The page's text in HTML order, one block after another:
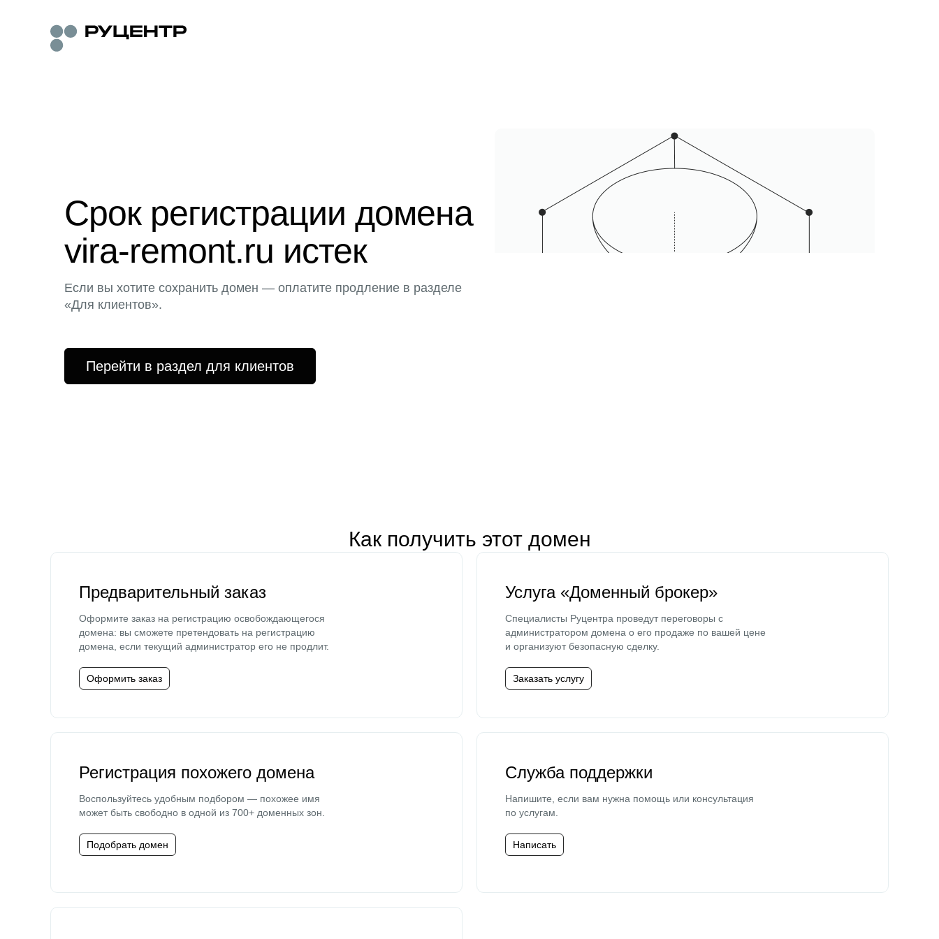
Срок регистрации домена
vira-remont.ru истек
Если вы хотите сохранить домен — оплатите продление в разделе
«Для клиентов».
Перейти в раздел для клиентов
Как получить этот домен
Предварительный заказ
Оформите заказ на регистрацию освобождающегося
домена: вы сможете претендовать на регистрацию
домена, если текущий администратор его не продлит.
Оформить заказ
Услуга «Доменный брокер»
Специалисты Руцентра проведут переговоры с
администратором домена о его продаже по вашей цене
и организуют безопасную сделку.
Заказать услугу
Регистрация похожего домена
Воспользуйтесь удобным подбором — похожее имя
может быть свободно в одной из 700+ доменных зон.
Подобрать домен
Служба поддержки
Напишите, если вам нужна помощь или консультация
по услугам.
Написать